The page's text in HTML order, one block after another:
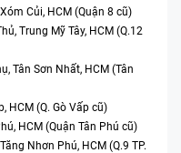
Củi, HCM (Quận 8 cũ)
Trung Mỹ Tây, HCM (Q.12
Tân Sơn Nhất, HCM (Tân
HCM (Q. Gò Vấp cũ)
HCM (Quận Tân Phú cũ)
Nhơn Phú, HCM (Q.9 TP.